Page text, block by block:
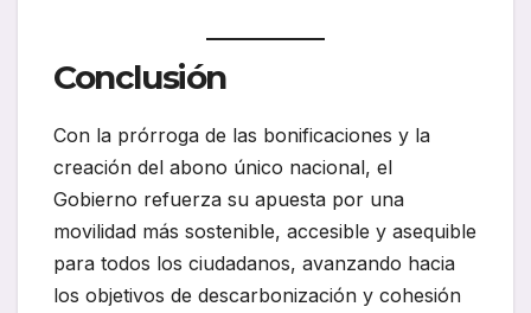
Conclusión
Con la prórroga de las bonificaciones y la
creación del abono único nacional, el
Gobierno refuerza su apuesta por una
movilidad más sostenible, accesible y asequible
para todos los ciudadanos, avanzando hacia
los objetivos de descarbonización y cohesión